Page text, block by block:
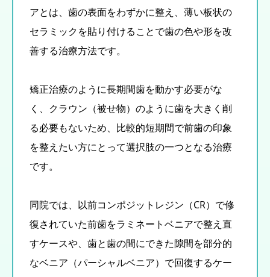
アとは、歯の表面をわずかに整え、薄い板状の
セラミックを貼り付けることで歯の色や形を改
善する治療方法です。
矯正治療のように長期間歯を動かす必要がな
く、クラウン（被せ物）のように歯を大きく削
る必要もないため、比較的短期間で前歯の印象
を整えたい方にとって選択肢の一つとなる治療
です。
同院では、以前コンポジットレジン（CR）で修
復されていた前歯をラミネートベニアで整え直
すケースや、歯と歯の間にできた隙間を部分的
なベニア（パーシャルベニア）で回復するケー